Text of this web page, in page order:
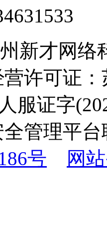
新才网络
许可证
服证字
管理平
号
网